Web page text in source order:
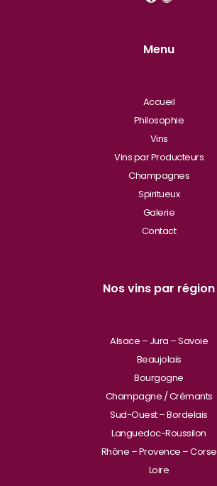
Menu
Accueil
Philosophie
Vins
Vins par Producteurs
Champagnes
Spiritueux
Galerie
Contact
Nos vins par région
Alsace – Jura – Savoie
Beaujolais
Bourgogne
Champagne / Crémants
Sud-Ouest – Bordelais
Languedoc-Roussilon
Rhône – Provence – Corse
Loire